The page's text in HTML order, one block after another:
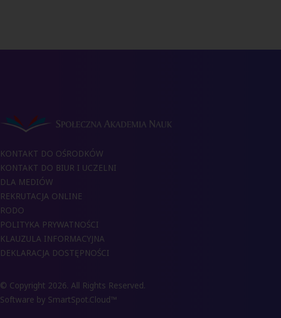
KONTAKT DO OŚRODKÓW
KONTAKT DO BIUR I UCZELNI
DLA MEDIÓW
REKRUTACJA ONLINE
RODO
POLITYKA PRYWATNOŚCI
KLAUZULA INFORMACYJNA
DEKLARACJA DOSTĘPNOŚCI
© Copyright 2026. All Rights Reserved.
Software by SmartSpot.Cloud™